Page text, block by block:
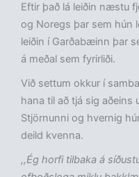
Eftir það lá leiðin næstu
og Noregs þar sem hún
leiðin í Garðabæinn þar
á meðal sem fyrirliði.
Við settum okkur í
hana til að tjá sig aðeins
Stjörnunni og hvernig
deild kvenna.
,,Ég horfi tilbaka á